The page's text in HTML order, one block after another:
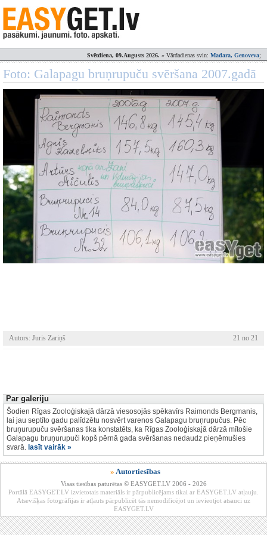
Svētdiena, 09.Augusts 2026. » Vārdadienas svin: Madara, Genoveva;
Foto: Galapagu bruņrupuču svēršana 2007.gadā
Autors: Juris Zariņš 21 no 21
Par galeriju
Šodien Rīgas Zooloģiskajā dārzā viesosojās spēkavīrs Raimonds Bergmanis,
lai jau septīto gadu palīdzētu nosvērt varenos Galapagu bruņrupučus. Pēc
bruņurupuču svēršanas tika konstatēts, ka Rīgas Zooloģiskajā dārzā mītošie
Galapagu bruņurupuči kopš pērnā gada svēršanas nedaudz pieņēmušies
svarā. lasīt vairāk »
» Autortiesības
Visas tiesības paturētas © EASYGET.LV 2006 - 2026
Portālā EASYGET.LV izvietotais materiāls ir pārpublicējams tikai ar EASYGET.LV atļauju.
Atsevišķas fotogrāfijas ir atļauts pārpublicēt tās nemodificējot un ievieotjot atsauci uz
EASYGET.LV